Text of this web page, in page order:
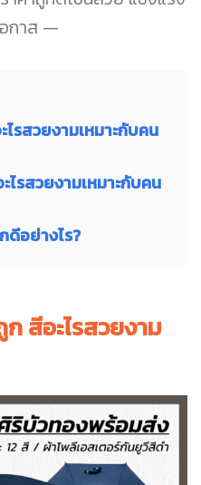
กาส
ไรสวยงามเหมาะกับคน
ไรสวยงามเหมาะกับคน
ดีอย่างไร?
สีอะไรสวยงาม